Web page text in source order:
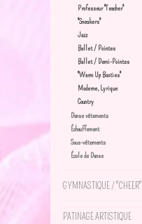
Professeur "Teacher"
"Sneakers"
Jazz
Ballet / Pointes
Ballet / Demi-Pointes
"Warm Up Booties"
Moderne, Lyrique
Country
Danse vêtements
Échauffement
Sous-vêtements
École de Danse
GYMNASTIQUE / "CHEER"
PATINAGE ARTISTIQUE